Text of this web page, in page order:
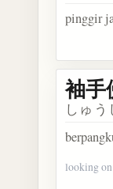
pinggir
袖手
しゅ
looking